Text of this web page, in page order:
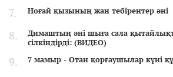
Ноғай қызының жан тебірентер әні
Димаштың әні шыға сала
сілкіндірді: (ВИДЕО)
7 мамыр - Отан қорғаушылар күні